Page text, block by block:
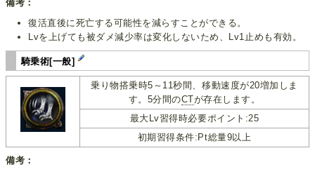
備考：
復活直後に死亡する可能性を減らすことができる。
Lvを上げても被ダメ減少率は変化しないため、Lv1止めも有効。
騎乗術[一般]
乗り物搭乗時5～11秒間、移動速度が20増加しま
す。5分間のCTが存在します。
最大Lv習得時必要ポイント:25
初期習得条件:Pt総量9以上
備考：